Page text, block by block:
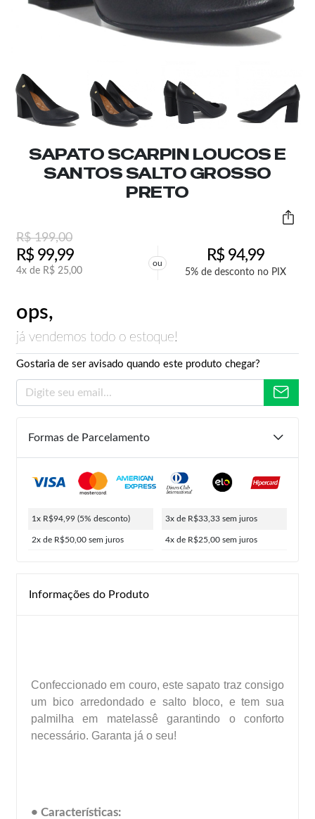
SAPATO SCARPIN LOUCOS E
SANTOS SALTO GROSSO
PRETO
R$199,00
R$99,99
4x de R$ 25,00
ou R$94,99
5% de desconto no PIX
ops,
já vendemos todo o estoque!
Gostaria de ser avisado quando este produto chegar?
Formas de Parcelamento
1x R$94,99 (5% desconto)
2x de R$50,00 sem juros
3x de R$33,33 sem juros
4x de R$25,00 sem juros
Informações do Produto
Confeccionado em couro, este sapato traz consigo
um bico arredondado e salto bloco, e tem sua
palmilha em matelassê garantindo o conforto
necessário. Garanta já o seu!
• Características: